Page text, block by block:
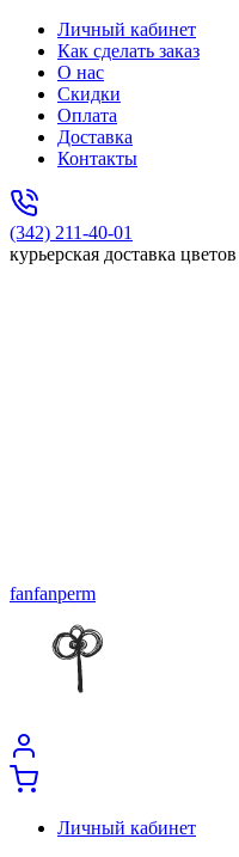
Личный кабинет
Как сделать заказ
О нас
Скидки
Оплата
Доставка
Контакты
(342) 211-40-01
курьерская доставка цветов
fanfanperm
Личный кабинет